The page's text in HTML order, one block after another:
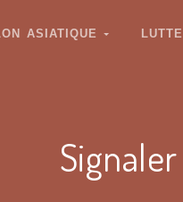
ASIATIQUE